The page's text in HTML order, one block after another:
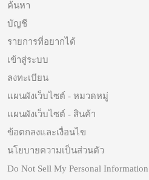
ค้นหา
บัญชี
รายการที่อยากได้
เข้าสู่ระบบ
ลงทะเบียน
แผนผังเว็บไซต์ - หมวดหมู่
แผนผังเว็บไซต์ - สินค้า
ข้อตกลงและเงื่อนไข
นโยบายความเป็นส่วนตัว
Do Not Sell My Personal Information